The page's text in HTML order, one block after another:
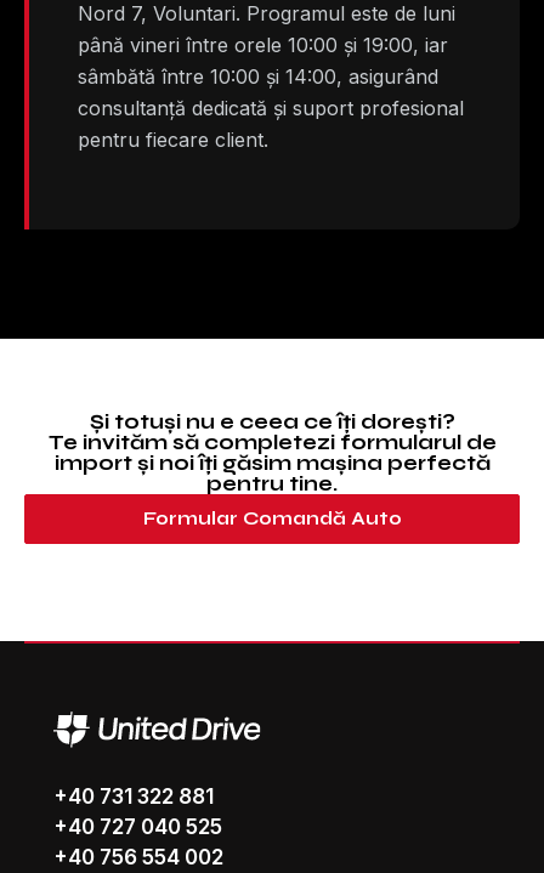
Nord 7, Voluntari. Programul este de luni
până vineri între orele 10:00 și 19:00, iar
sâmbătă între 10:00 și 14:00, asigurând
consultanță dedicată și suport profesional
pentru fiecare client.
Și totuși nu e ceea ce îți dorești?
Te invităm să completezi formularul de
import și noi îți găsim mașina perfectă
pentru tine.
Formular Comandă Auto
+40 731 322 881
+40 727 040 525
+40 756 554 002